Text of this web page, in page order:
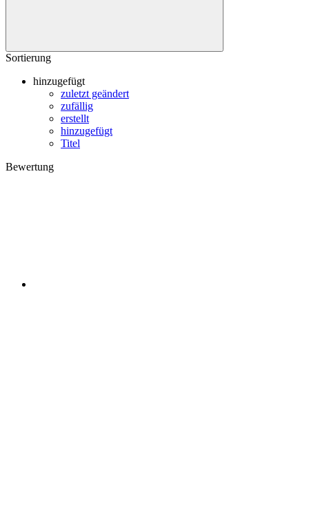
Sortierung
hinzugefügt
zuletzt geändert
zufällig
erstellt
hinzugefügt
Titel
Bewertung